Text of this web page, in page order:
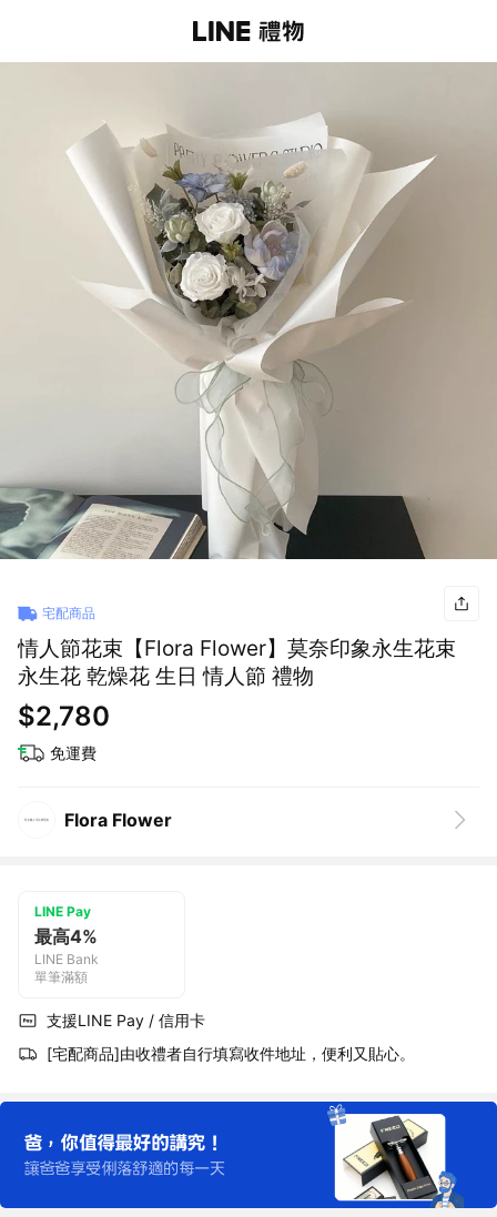
宅配商品
情人節花束【Flora Flower】莫奈印象永生花束
永生花 乾燥花 生日 情人節 禮物
$2,780
免運費
Flora Flower
LINE Pay
最高4%
LINE Bank
單筆滿額
支援LINE Pay / 信用卡
[宅配商品]由收禮者自行填寫收件地址，便利又貼心。